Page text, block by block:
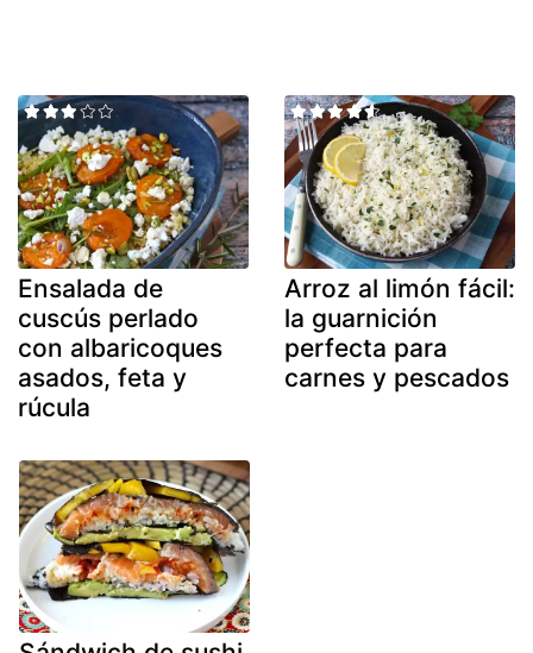
Ensalada de
cuscús perlado
con albaricoques
asados, feta y
rúcula
Arroz al limón fácil:
la guarnición
perfecta para
carnes y pescados